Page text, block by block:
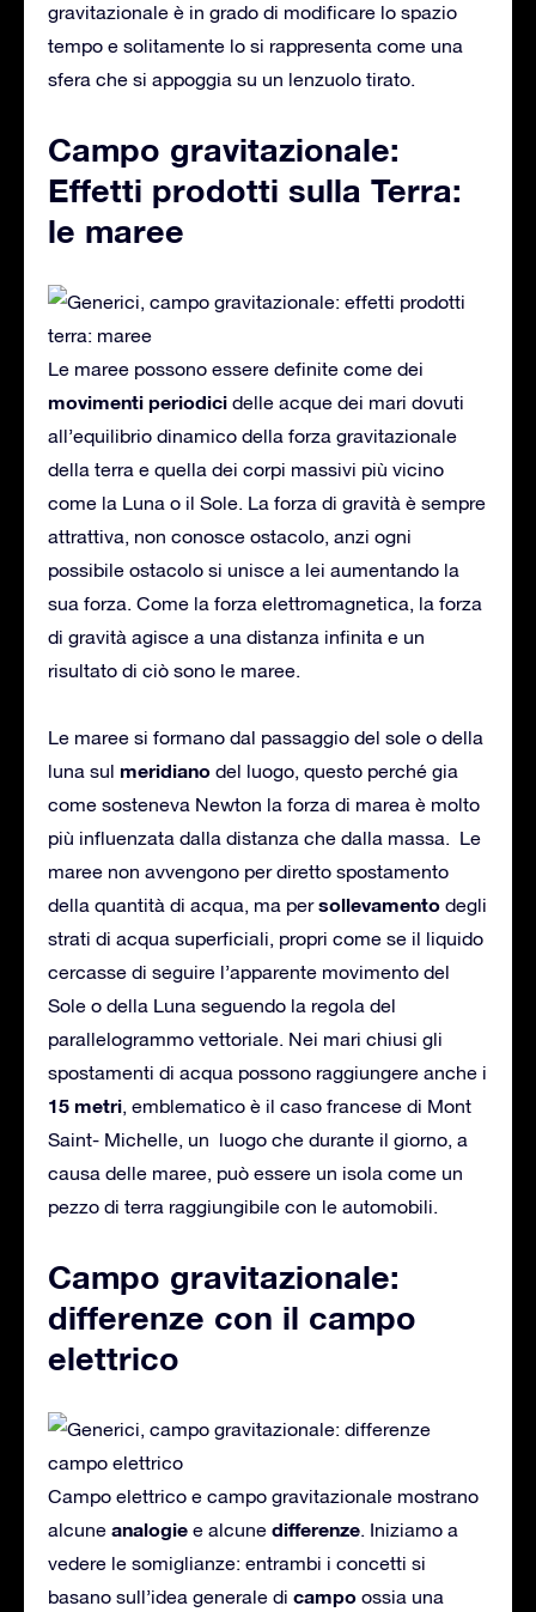
gravitazionale è in grado di modificare lo spazio
tempo e solitamente lo si rappresenta come una
sfera che si appoggia su un lenzuolo tirato.
Campo gravitazionale:
Effetti prodotti sulla Terra:
le maree
Le maree possono essere definite come dei
movimenti periodici delle acque dei mari dovuti
all’equilibrio dinamico della forza gravitazionale
della terra e quella dei corpi massivi più vicino
come la Luna o il Sole. La forza di gravità è sempre
attrattiva, non conosce ostacolo, anzi ogni
possibile ostacolo si unisce a lei aumentando la
sua forza. Come la forza elettromagnetica, la forza
di gravità agisce a una distanza infinita e un
risultato di ciò sono le maree.
Le maree si formano dal passaggio del sole o della
luna sul meridiano del luogo, questo perché gia
come sosteneva Newton la forza di marea è molto
più influenzata dalla distanza che dalla massa. Le
maree non avvengono per diretto spostamento
della quantità di acqua, ma persollevamento degli
strati di acqua superficiali, propri come se il liquido
cercasse di seguire l’apparente movimento del
Sole o della Luna seguendo la regola del
parallelogrammo vettoriale. Nei mari chiusi gli
spostamenti di acqua possono raggiungere anche i
15 metri, emblematico è il caso francese di Mont
Saint- Michelle, un luogo che durante il giorno, a
causa delle maree, può essere un isola come un
pezzo di terra raggiungibile con le automobili.
Campo gravitazionale:
differenze con il campo
elettrico
Campo elettrico e campo gravitazionale mostrano
alcune analogie e alcune differenze. Iniziamo a
vedere le somiglianze: entrambi i concetti si
basano sull’idea generale di campo ossia una